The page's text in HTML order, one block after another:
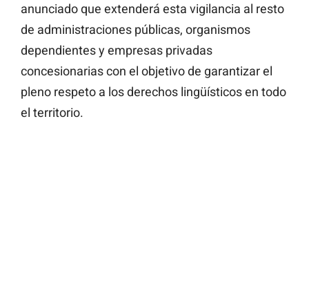
anunciado que extenderá esta vigilancia al resto
de administraciones públicas, organismos
dependientes y empresas privadas
concesionarias con el objetivo de garantizar el
pleno respeto a los derechos lingüísticos en todo
el territorio.